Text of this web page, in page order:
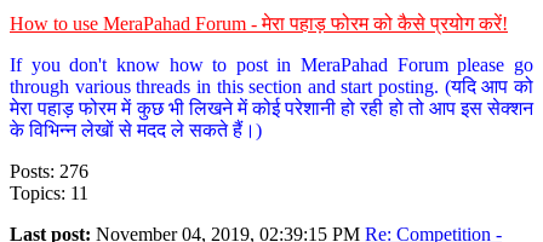
How to use MeraPahad Forum - मेरा पहाड़ फोरम को कैसे प्रयोग करें!
If you don't know how to post in MeraPahad Forum please go
through various threads in this section and start posting. (यदि आप को
मेरा पहाड़ फोरम में कुछ भी लिखने में कोई परेशानी हो रही हो तो आप इस सेक्शन
के विभिन्न लेखों से मदद ले सकते हैं।)
Posts: 276
Topics: 11
Last post: November 04, 2019, 02:39:15 PM Re: Competition -